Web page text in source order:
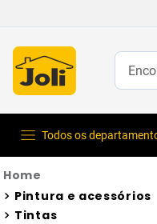
Todos os
Pintura e acessórios
Tintas